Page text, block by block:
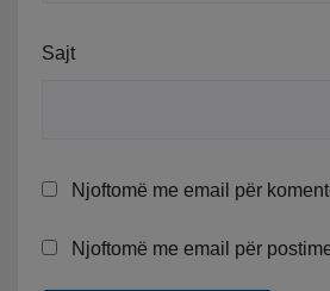
Sajt
Njoftomë me email për
Njoftomë me email për